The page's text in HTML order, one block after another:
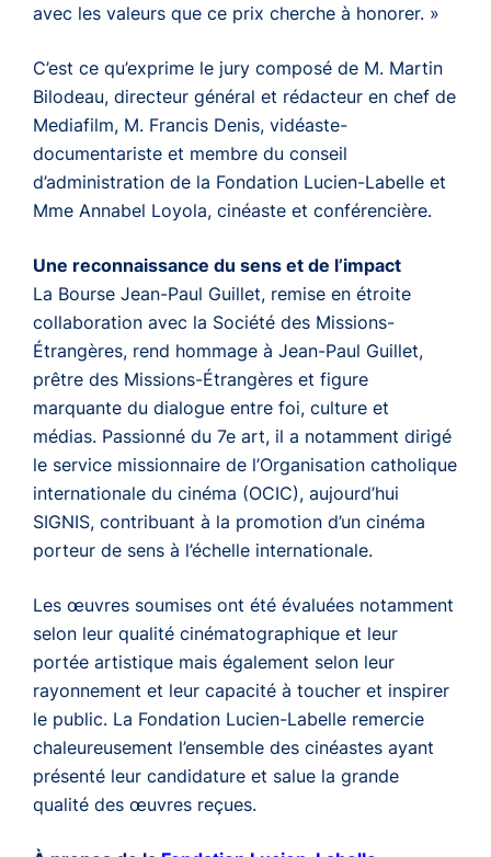
avec les valeurs que ce prix cherche à honorer. »
C’est ce qu’exprime le jury composé de M. Martin
Bilodeau, directeur général et rédacteur en chef de
Mediafilm, M. Francis Denis, vidéaste-
documentariste et membre du conseil
d’administration de la Fondation Lucien-Labelle et
Mme Annabel Loyola, cinéaste et conférencière.
Une reconnaissance du sens et de l’impact
La Bourse Jean-Paul Guillet, remise en étroite
collaboration avec la Société des Missions-
Étrangères, rend hommage à Jean-Paul Guillet,
prêtre des Missions-Étrangères et figure
marquante du dialogue entre foi, culture et
médias. Passionné du 7e art, il a notamment dirigé
le service missionnaire de l’Organisation catholique
internationale du cinéma (OCIC), aujourd’hui
SIGNIS, contribuant à la promotion d’un cinéma
porteur de sens à l’échelle internationale.
Les œuvres soumises ont été évaluées notamment
selon leur qualité cinématographique et leur
portée artistique mais également selon leur
rayonnement et leur capacité à toucher et inspirer
le public. La Fondation Lucien-Labelle remercie
chaleureusement l’ensemble des cinéastes ayant
présenté leur candidature et salue la grande
qualité des œuvres reçues.